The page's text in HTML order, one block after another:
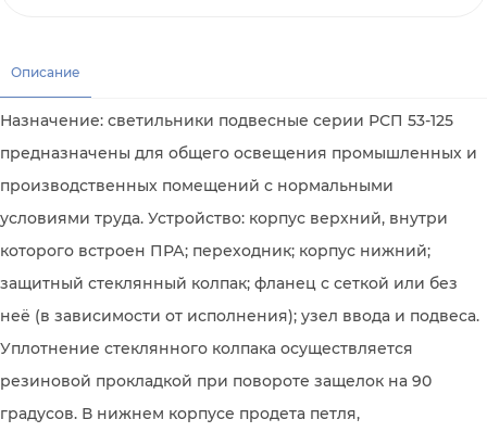
Описание
Назначение: светильники подвесные серии РСП 53-125
предназначены для общего освещения промышленных и
производственных помещений с нормальными
условиями труда. Устройство: корпус верхний, внутри
которого встроен ПРА; переходник; корпус нижний;
защитный стеклянный колпак; фланец с сеткой или без
неё (в зависимости от исполнения); узел ввода и подвеса.
Уплотнение стеклянного колпака осуществляется
резиновой прокладкой при повороте защелок на 90
градусов. В нижнем корпусе продета петля,